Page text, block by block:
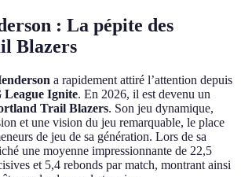
: La pépite des
Blazers
a rapidement attiré l’attention depuis
League Ignite. En 2026, il est devenu un
Trail Blazers. Son jeu dynamique,
et une vision du jeu remarquable, le place
de jeu de sa génération. Lors de sa
une moyenne impressionnante de 22,5
et 5,4 rebonds par match, montrant ainsi